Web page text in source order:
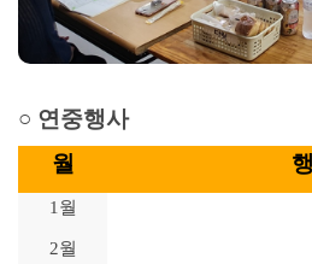
○ 연중행사
월
1월
2월